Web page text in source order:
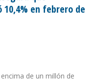
en febrero de
de un millón de